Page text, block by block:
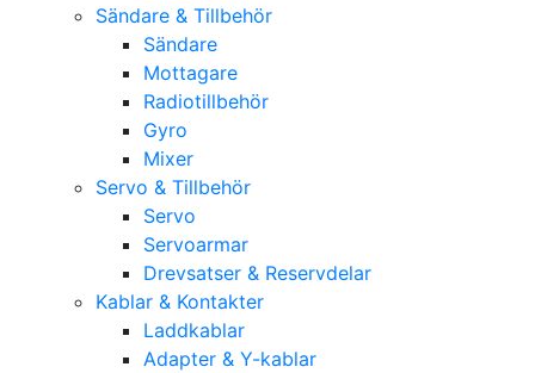
Sändare & Tillbehör
Sändare
Mottagare
Radiotillbehör
Gyro
Mixer
Servo & Tillbehör
Servo
Servoarmar
Drevsatser & Reservdelar
Kablar & Kontakter
Laddkablar
Adapter & Y-kablar